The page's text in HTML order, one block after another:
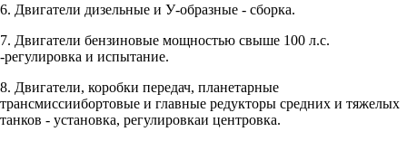
6. Двигатели дизельные и У-образные - сборка.
7. Двигатели бензиновые мощностью свыше 100 л.с.
-регулировка и испытание.
8. Двигатели, коробки передач, планетарные
трансмиссиибортовые и главные редукторы средних и тяжелых
танков - установка, регулировкаи центровка.